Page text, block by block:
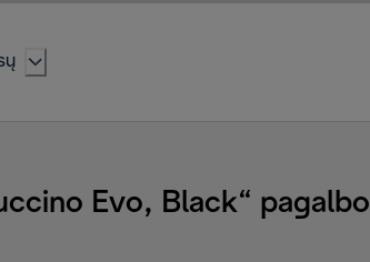
Evo, Black“